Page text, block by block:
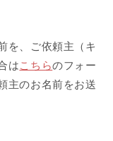
を、ご依頼主（キ
はこちらのフォー
主のお名前をお送